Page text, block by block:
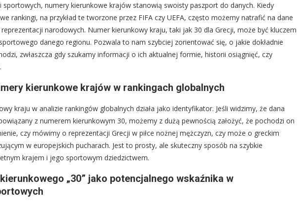
sportowych, numery kierunkowe krajów stanowią swoisty paszport do danych. Kiedy
rankingi, na przykład te tworzone przez FIFA czy UEFA, często możemy natrafić na dane
narodowych. Numer kierunkowy kraju, taki jak 30 dla Grecji, może być kluczem
danego regionu. Pozwala to nam szybciej zorientować się, o jakie dokładnie
zwłaszcza gdy szukamy informacji o ich aktualnej formie, historii osiągnięć, czy
kierunkowe krajów w rankingach globalnych
kraju w analizie rankingów globalnych działa jako identyfikator. Jeśli widzimy, że dana
z numerem kierunkowym 30, możemy z dużą pewnością założyć, że pochodzi on
czy mówimy o reprezentacji Grecji w piłce nożnej mężczyzn, czy może o greckim
w europejskich pucharach. Jest to prosty, ale skuteczny sposób na szybkie
krajem i jego sportowym dziedzictwem.
„30” jako potencjalnego wskaźnika w